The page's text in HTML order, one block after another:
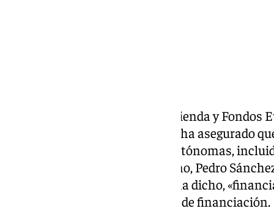
La consejera de Economía, Hacienda y Fondos
de Andalucía, Carolina España, ha asegurado
presidentes de comunidades autónomas,
pedido al presidente del Gobierno, Pedro
independentista» que supone, ha dicho,
antes de la reforma del sistema de financiación.